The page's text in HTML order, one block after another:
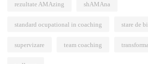
rezultate AMAzing shAMAna
standard ocupational in coaching stare de
supervizare team coaching